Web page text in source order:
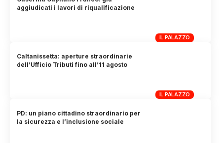
IL PALAZZO
aggiudicati i lavori di riqualificazione
IL PALAZZO
Caltanissetta: aperture straordinarie
dell’Ufficio Tributi fino all’11 agosto
PD: un piano cittadino straordinario per
la sicurezza e l’inclusione sociale